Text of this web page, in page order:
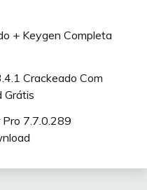
+ Keygen Completa
Crackeado Com
Grátis
7.7.0.289